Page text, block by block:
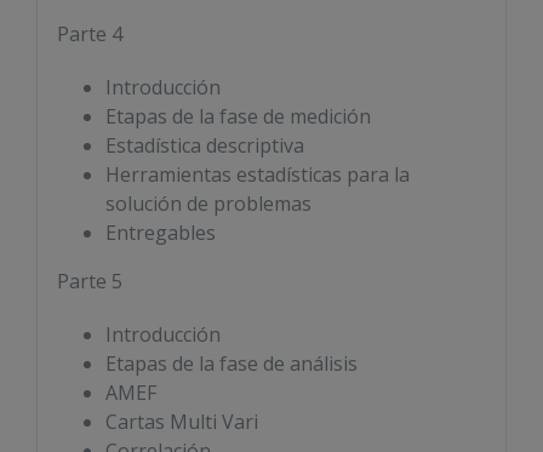
Parte 4
Introducción
Etapas de la fase de medición
Estadística descriptiva
Herramientas estadísticas para la
solución de problemas
Entregables
Parte 5
Introducción
Etapas de la fase de análisis
AMEF
Cartas Multi Vari